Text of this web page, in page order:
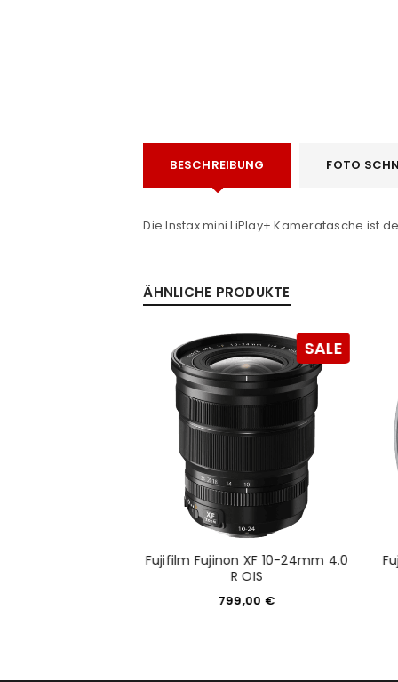
ANMELDEN
Passwort*
Anmeldeformular
PASSWORT VERGESSEN?
BESCHREIBUNG FOTO
Die Instax mini LiPlay+ Kameratasche ist
ÄHNLICHE PRODUKTE
SALE
Fujifilm Fujinon XF 10-24mm 4.0
R OIS
799,00 €